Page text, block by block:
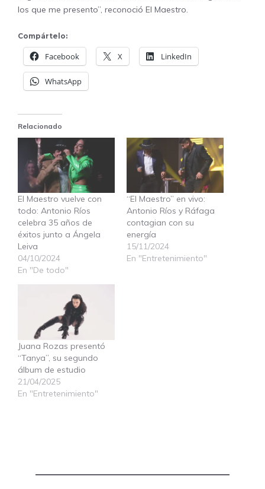
los que me presento”, reconoció El Maestro.
Compártelo:
Facebook X LinkedIn
WhatsApp
Relacionado
El Maestro vuelve con
todo: Antonio Ríos
celebra 35 años de
éxitos junto a Ángela
Leiva
04/10/2024
En "De todo"
“El Maestro” en vivo:
Antonio Ríos y Ráfaga
contagian con su
energía
15/11/2024
En "Entretenimiento"
Juana Rozas presentó
“Tanya”, su segundo
álbum de estudio
21/04/2025
En "Entretenimiento"